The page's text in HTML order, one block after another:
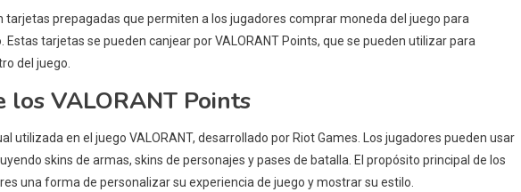
tarjetas prepagadas que permiten a los jugadores comprar moneda del juego para
Estas tarjetas se pueden canjear por VALORANT Points, que se pueden utilizar para
del juego.
VALORANT Points
utilizada en el juego VALORANT, desarrollado por Riot Games. Los jugadores pueden usar
skins de armas, skins de personajes y pases de batalla. El propósito principal de los
una forma de personalizar su experiencia de juego y mostrar su estilo.